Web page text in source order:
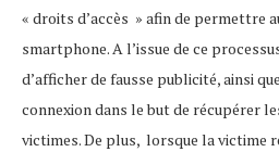
« droits d’accès » afin de permettre
smartphone. A l’issue de ce
d’afficher de fausse publicité, ainsi
connexion dans le but de récupérer
victimes. De plus, lorsque la victime